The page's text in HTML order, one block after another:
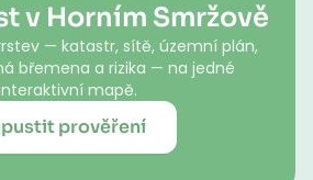
v Horním Smržově
— katastr, sítě, územní plán,
břemena a rizika — na jedné
mapě.
prověření